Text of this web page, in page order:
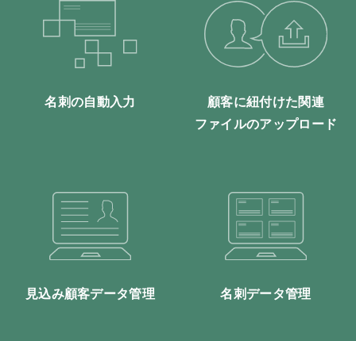
名刺の自動入力
顧客に紐付けた関連
ファイルのアップロード
見込み顧客データ管理 名刺データ管理